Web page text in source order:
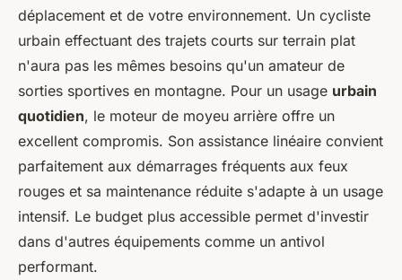
déplacement et de votre environnement. Un cycliste
urbain effectuant des trajets courts sur terrain plat
n'aura pas les mêmes besoins qu'un amateur de
sorties sportives en montagne. Pour un usage urbain
quotidien, le moteur de moyeu arrière offre un
excellent compromis. Son assistance linéaire convient
parfaitement aux démarrages fréquents aux feux
rouges et sa maintenance réduite s'adapte à un usage
intensif. Le budget plus accessible permet d'investir
dans d'autres équipements comme un antivol
performant.